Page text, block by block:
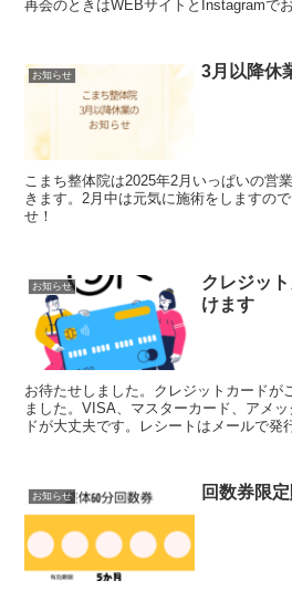
再会のときはWEBサイトとInstagramで
お知らせ 3月以降休
こまち整体院は2025年2月いっぱいの営
きます。2月中は元気に施術をしますの
せ！
お知らせ
クレジッ
けます
お待たせしました。クレジットカードが
ました。VISA、マスターカード、アメ
ドが大丈夫です。レシートはメールで発
お知らせ 回数券限